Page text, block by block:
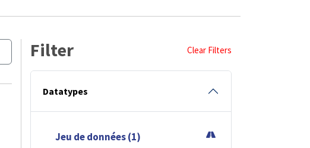
Filter Clear Filters
Datatypes
Jeu de données (1)